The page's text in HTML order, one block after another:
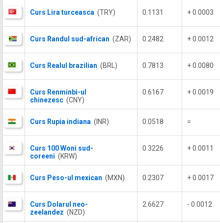
Curs Lira turceasca (TRY) 0.1131 + 0.0003
Curs Randul sud-african (ZAR) 0.2482 + 0.0012
Curs Realul brazilian (BRL) 0.7813 + 0.0080
Curs Renminbi-ul
chinezesc (CNY)
0.6167 + 0.0019
Curs Rupia indiana (INR) 0.0518 =
Curs 100 Woni sud-
coreeni (KRW)
0.3226 + 0.0011
Curs Peso-ul mexican (MXN) 0.2307 + 0.0017
Curs Dolarul neo-
zeelandez (NZD)
2.6627 - 0.0012